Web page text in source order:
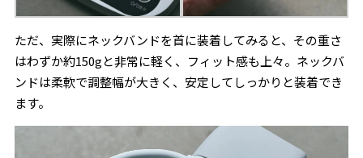
ただ、実際にネックバンドを首に装着してみると、その重さ
はわずか約150gと非常に軽く、フィット感も上々。ネックバ
ンドは柔軟で調整幅が大きく、安定してしっかりと装着でき
ます。